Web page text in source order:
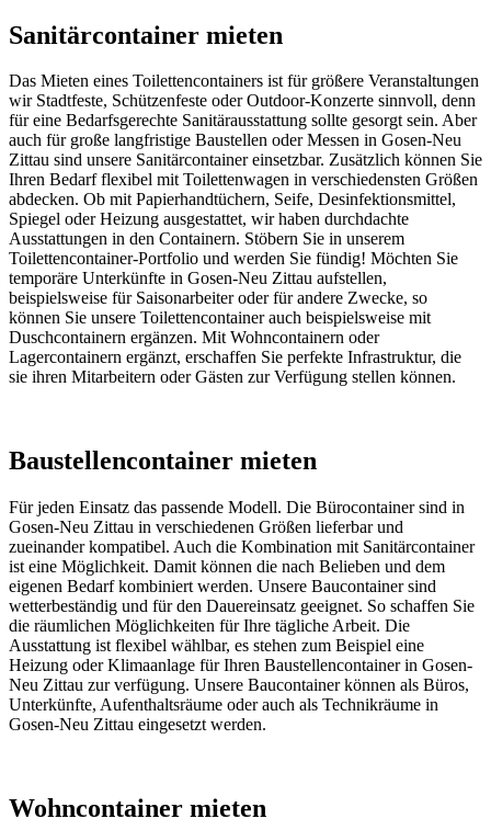
Sanitärcontainer mieten
Das Mieten eines Toilettencontainers ist für größere Veranstaltungen
wir Stadtfeste, Schützenfeste oder Outdoor-Konzerte sinnvoll, denn
für eine Bedarfsgerechte Sanitärausstattung sollte gesorgt sein. Aber
auch für große langfristige Baustellen oder Messen in Gosen-Neu
Zittau sind unsere Sanitärcontainer einsetzbar. Zusätzlich können Sie
Ihren Bedarf flexibel mit Toilettenwagen in verschiedensten Größen
abdecken. Ob mit Papierhandtüchern, Seife, Desinfektionsmittel,
Spiegel oder Heizung ausgestattet, wir haben durchdachte
Ausstattungen in den Containern. Stöbern Sie in unserem
Toilettencontainer-Portfolio und werden Sie fündig! Möchten Sie
temporäre Unterkünfte in Gosen-Neu Zittau aufstellen,
beispielsweise für Saisonarbeiter oder für andere Zwecke, so
können Sie unsere Toilettencontainer auch beispielsweise mit
Duschcontainern ergänzen. Mit Wohncontainern oder
Lagercontainern ergänzt, erschaffen Sie perfekte Infrastruktur, die
sie ihren Mitarbeitern oder Gästen zur Verfügung stellen können.
Baustellencontainer mieten
Für jeden Einsatz das passende Modell. Die Bürocontainer sind in
Gosen-Neu Zittau in verschiedenen Größen lieferbar und
zueinander kompatibel. Auch die Kombination mit Sanitärcontainer
ist eine Möglichkeit. Damit können die nach Belieben und dem
eigenen Bedarf kombiniert werden. Unsere Baucontainer sind
wetterbeständig und für den Dauereinsatz geeignet. So schaffen Sie
die räumlichen Möglichkeiten für Ihre tägliche Arbeit. Die
Ausstattung ist flexibel wählbar, es stehen zum Beispiel eine
Heizung oder Klimaanlage für Ihren Baustellencontainer in Gosen-
Neu Zittau zur verfügung. Unsere Baucontainer können als Büros,
Unterkünfte, Aufenthaltsräume oder auch als Technikräume in
Gosen-Neu Zittau eingesetzt werden.
Wohncontainer mieten